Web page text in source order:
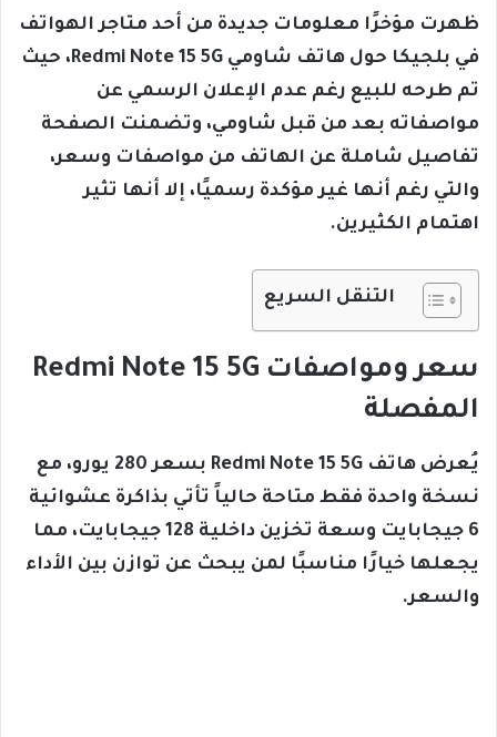
ظهرت مؤخرًا معلومات جديدة من أحد متاجر الهواتف
في بلجيكا حول هاتف شاومي Redmi Note 15 5G، حيث
تم طرحه للبيع رغم عدم الإعلان الرسمي عن
مواصفاته بعد من قبل شاومي، وتضمنت الصفحة
تفاصيل شاملة عن الهاتف من مواصفات وسعر،
والتي رغم أنها غير مؤكدة رسميًا، إلا أنها تثير
اهتمام الكثيرين.
التنقل السريع
سعر ومواصفات Redmi Note 15 5G
المفصلة
يُعرض هاتف Redmi Note 15 5G بسعر 280 يورو، مع
نسخة واحدة فقط متاحة حالياً تأتي بذاكرة عشوائية
6 جيجابايت وسعة تخزين داخلية 128 جيجابايت، مما
يجعلها خيارًا مناسبًا لمن يبحث عن توازن بين الأداء
والسعر.